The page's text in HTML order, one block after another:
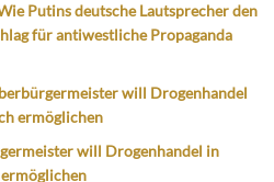
Putins deutsche Lautsprecher den
für antiwestliche Propaganda
will Drogenhandel
ermöglichen
will Drogenhandel in